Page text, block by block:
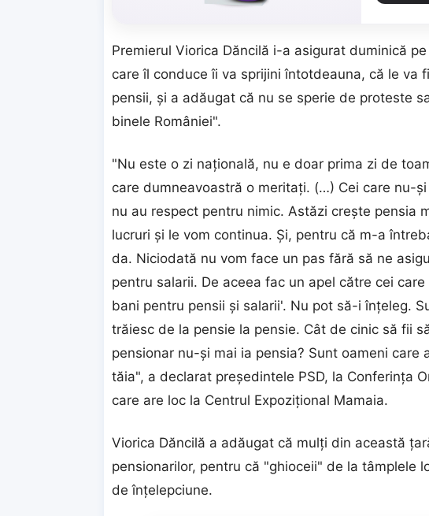
Premierul Viorica Dăncilă i-a asigurat duminică
care îl conduce îi va sprijini întotdeauna, că le va
pensii, şi a adăugat că nu se sperie de proteste
binele României".
"Nu este o zi naţională, nu e doar prima zi de
care dumneavoastră o meritaţi. (…) Cei care nu-
nu au respect pentru nimic. Astăzi creşte pensia
lucruri şi le vom continua. Şi, pentru că m-a
da. Niciodată nu vom face un pas fără să ne
pentru salarii. De aceea fac un apel către cei
bani pentru pensii şi salarii'. Nu pot să-i înţeleg.
trăiesc de la pensie la pensie. Cât de cinic să fii
pensionar nu-şi mai ia pensia? Sunt oameni care
tăia", a declarat preşedintele PSD, la Conferinţa
care are loc la Centrul Expoziţional Mamaia.
Viorica Dăncilă a adăugat că mulţi din această
pensionarilor, pentru că "ghioceii" de la tâmplele
de înţelepciune.